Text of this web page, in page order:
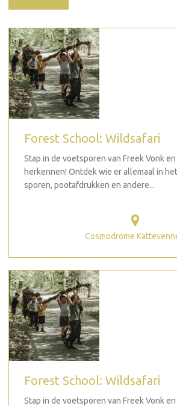
Forest School: Wildsafari
Stap in de voetsporen van Freek Vonk
herkennen! Ontdek wie er allemaal in
sporen, pootafdrukken en andere...
Cosmodrome
Forest School: Wildsafari
Stap in de voetsporen van Freek Vonk